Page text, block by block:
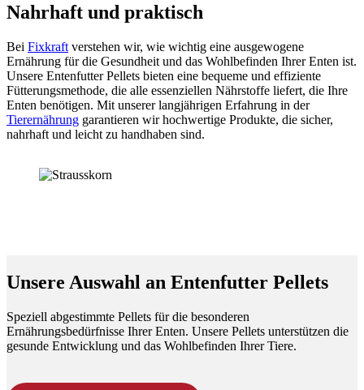
Nahrhaft und praktisch
Bei Fixkraft verstehen wir, wie wichtig eine ausgewogene
Ernährung für die Gesundheit und das Wohlbefinden Ihrer Enten ist.
Unsere Entenfutter Pellets bieten eine bequeme und effiziente
Fütterungsmethode, die alle essenziellen Nährstoffe liefert, die Ihre
Enten benötigen. Mit unserer langjährigen Erfahrung in der
Tierernährung garantieren wir hochwertige Produkte, die sicher,
nahrhaft und leicht zu handhaben sind.
Unsere Auswahl an Entenfutter Pellets
Speziell abgestimmte Pellets für die besonderen
Ernährungsbedürfnisse Ihrer Enten. Unsere Pellets unterstützen die
gesunde Entwicklung und das Wohlbefinden Ihrer Tiere.